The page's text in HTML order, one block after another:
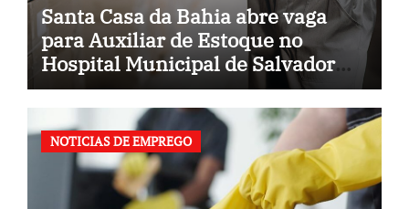
Santa Casa da Bahia abre vaga
para Auxiliar de Estoque no
Hospital Municipal de Salvador
(BA)
NOTICIAS DE EMPREGO